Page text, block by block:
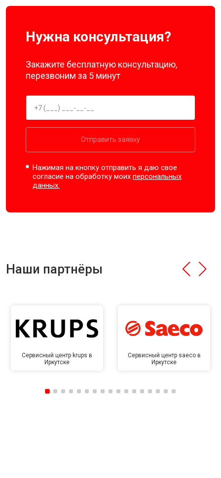
Нужна консультация?
Закажите бесплатную консультацию,
перезвоним за 5 минут
Отправить заявку
Нажимая на кнопку отправить я даю свое
согласие на обработку моихперсональных
данных.
Наши партнёры
Сервисный центр krups в
Иркутске
Сервисный центр saeco в
Иркутске